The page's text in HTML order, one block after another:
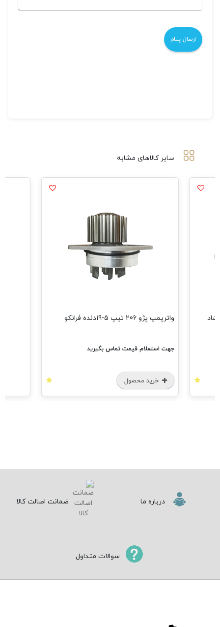
سایر کالاهای مشابه
واترپمپ پژو 206 تیپ 5-19دنده فرانکو
جهت استعلام قیمت تماس بگیرید
خرید محصول
درباره ما ضمانت اصالت کالا
سوالات متداول